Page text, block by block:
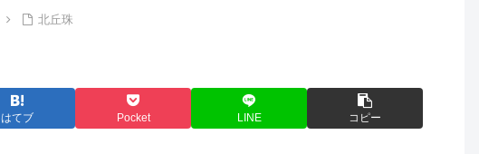
北丘珠
はてブ Pocket LINE コピー